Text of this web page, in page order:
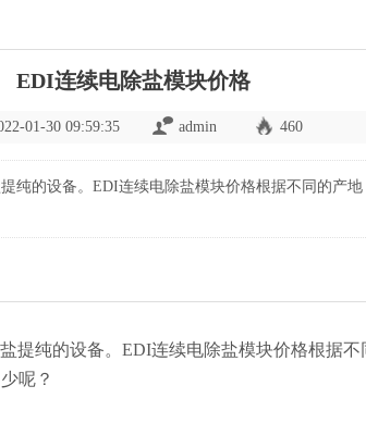
EDI连续电除盐模块价格
01-30 09:59:35 admin 460
纯的设备。EDI连续电除盐模块价格根据不同的产
提纯的设备。EDI连续电除盐模块价格根据
呢？